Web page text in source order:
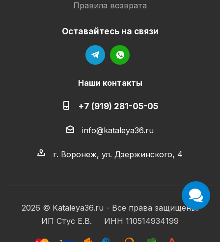
Правила возврата
Оставайтесь на связи
Наши контакты
+7 (919) 281-05-05
info@kataleya36.ru
г. Воронеж, ул. Дзержинского, 4
2026 © Kataleya36.ru - Все права защищены.
ИП Стус Е.В. ИНН 110514934199